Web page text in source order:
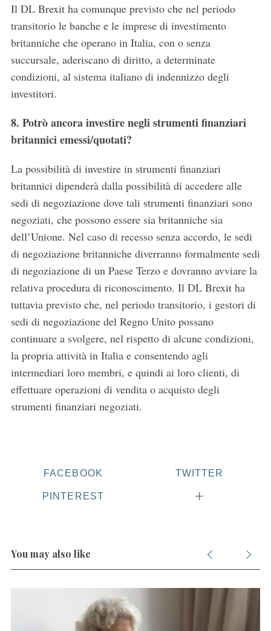
Il DL Brexit ha comunque previsto che nel periodo
transitorio le banche e le imprese di investimento
britanniche che operano in Italia, con o senza
succursale, aderiscano di diritto, a determinate
condizioni, al sistema italiano di indennizzo degli
investitori.
8. Potrò ancora investire negli strumenti finanziari
britannici emessi/quotati?
La possibilità di investire in strumenti finanziari
britannici dipenderà dalla possibilità di accedere alle
sedi di negoziazione dove tali strumenti finanziari sono
negoziati, che possono essere sia britanniche sia
dell’Unione. Nel caso di recesso senza accordo, le sedi
di negoziazione britanniche diverranno formalmente sedi
di negoziazione di un Paese Terzo e dovranno avviare la
relativa procedura di riconoscimento. Il DL Brexit ha
tuttavia previsto che, nel periodo transitorio, i gestori di
sedi di negoziazione del Regno Unito possano
continuare a svolgere, nel rispetto di alcune condizioni,
la propria attività in Italia e consentendo agli
intermediari loro membri, e quindi ai loro clienti, di
effettuare operazioni di vendita o acquisto degli
strumenti finanziari negoziati.
FACEBOOK TWITTER
PINTEREST
You may also like